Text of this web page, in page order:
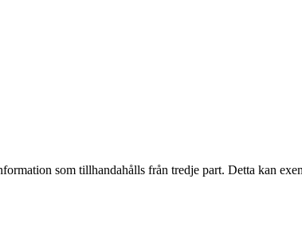
som tillhandahålls från tredje part. Detta kan